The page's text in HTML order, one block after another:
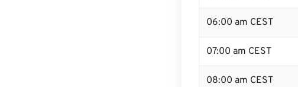
06:00 am CEST
07:00 am CEST
08:00 am CEST